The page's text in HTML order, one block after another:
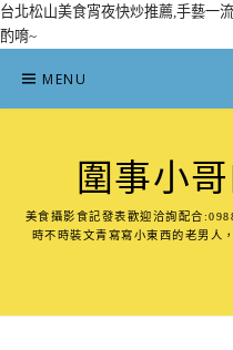
台北松山美食宵夜快炒推薦,手藝一
酌唷~
content
MENU
圍事小
美食攝影食記發表歡迎洽詢配合
時不時裝文青寫寫小東西的老男人